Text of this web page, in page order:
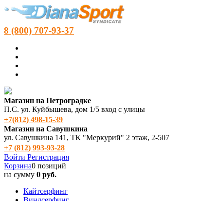
8 (800) 707-93-37
Магазин на Петроградке
П.С. ул. Куйбышева, дом 1/5 вход с улицы
+7(812) 498‑15-39
Магазин на Савушкина
ул. Савушкина 141, ТК "Меркурий" 2 этаж, 2-507
+7 (812) 993-93-28
Войти Регистрация
Корзина0 позиций
на сумму 0 руб.
Кайтсерфинг